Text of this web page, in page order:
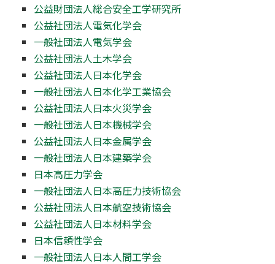
公益財団法人総合安全工学研究所
公益社団法人電気化学会
一般社団法人電気学会
公益社団法人土木学会
公益社団法人日本化学会
一般社団法人日本化学工業協会
公益社団法人日本火災学会
一般社団法人日本機械学会
公益社団法人日本金属学会
一般社団法人日本建築学会
日本高圧力学会
一般社団法人日本高圧力技術協会
公益社団法人日本航空技術協会
公益社団法人日本材料学会
日本信頼性学会
一般社団法人日本人間工学会